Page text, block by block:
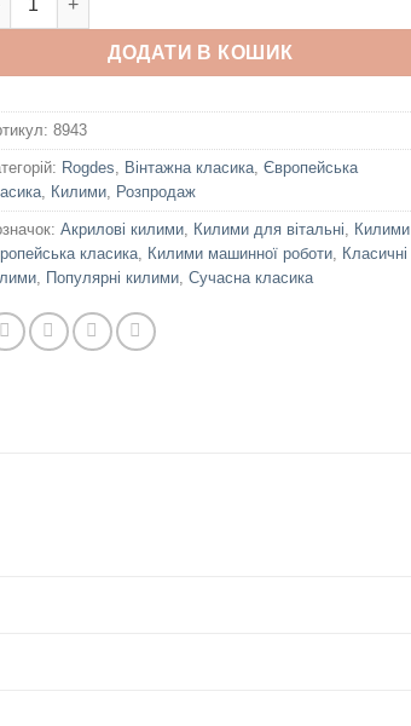
ДОДАТИ В КОШИК
8943
Rogdes Вінтажна класика Європейська
Килими Розпродаж
Акрилові килими Килими для вітальні
Килими
класика Килими машинної роботи Класичні
Популярні килими Сучасна класика